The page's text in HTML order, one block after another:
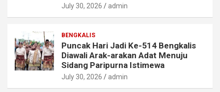
July 30, 2026 admin
BENGKALIS
Puncak Hari Jadi Ke-514 Bengkalis
Diawali Arak-arakan Adat Menuju
Sidang Paripurna Istimewa
July 30, 2026 admin